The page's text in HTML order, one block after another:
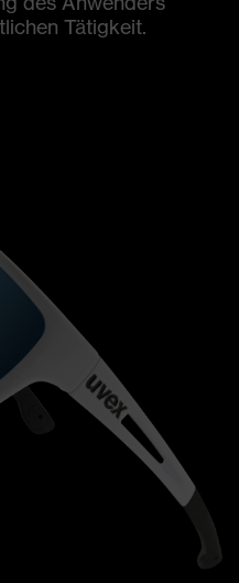
Tätigkeit.